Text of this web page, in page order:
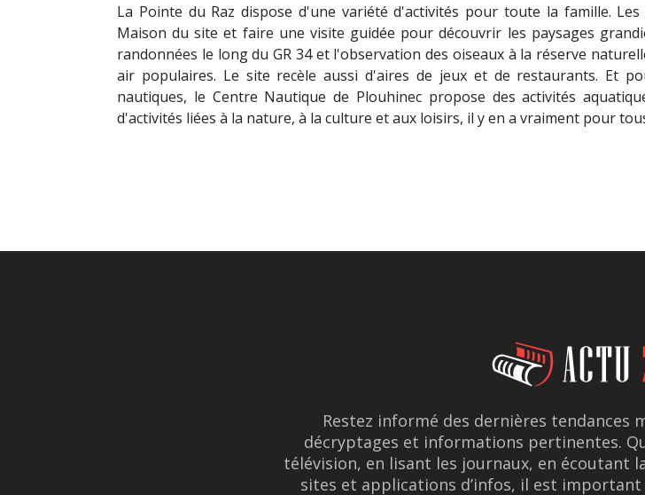
La Pointe du Raz dispose d'une variété d'activités pour toute la famille.
Maison du site et faire une visite guidée pour découvrir les paysages
randonnées le long du GR 34 et l'observation des oiseaux à la réserve
air populaires. Le site recèle aussi d'aires de jeux et de restaurants. Et
nautiques, le Centre Nautique de Plouhinec propose des activités
d'activités liées à la nature, à la culture et aux loisirs, il y en a vraiment pour
Restez informé des dernières tendances
décryptages et informations pertinentes.
télévision, en lisant les journaux, en écoutant
sites et applications d’infos, il est